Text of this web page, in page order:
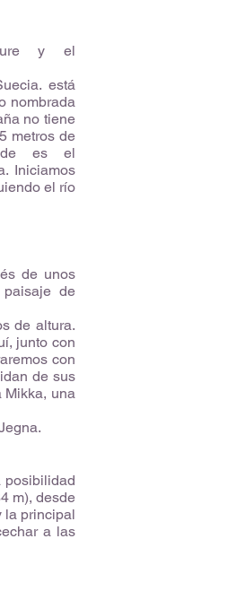
y el
está
nombrada
no tiene
metros de
es el
Iniciamos
el río
de unos
de
de altura.
junto con
con
de sus
Mikka, una
posibilidad
m), desde
la principal
a las